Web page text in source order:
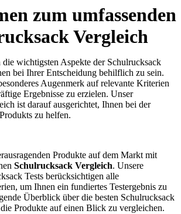
zum umfassenden
Vergleich
wichtigsten Aspekte der Schulrucksack
bei Ihrer Entscheidung behilflich zu sein.
Augenmerk auf relevante Kriterien
Ergebnisse zu erzielen. Unser
ist darauf ausgerichtet, Ihnen bei der
zu helfen.
Produkte auf dem Markt mit
Schulrucksack Vergleich. Unsere
Tests berücksichtigen alle
um Ihnen ein fundiertes Testergebnis zu
Überblick über die besten Schulrucksack
Produkte auf einen Blick zu vergleichen.